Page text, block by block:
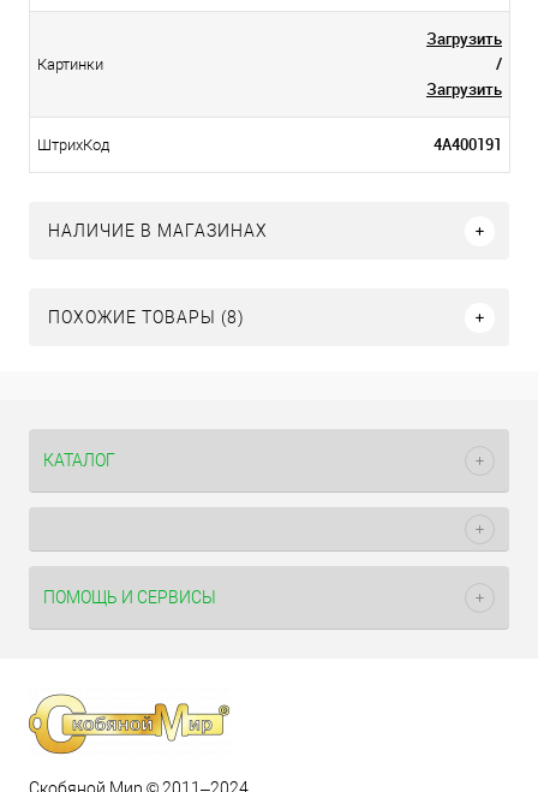
Картинки
Загрузить
/
Загрузить
ШтрихКод 4А400191
НАЛИЧИЕ В МАГАЗИНАХ
ПОХОЖИЕ ТОВАРЫ (8)
КАТАЛОГ
ПОМОЩЬ И СЕРВИСЫ